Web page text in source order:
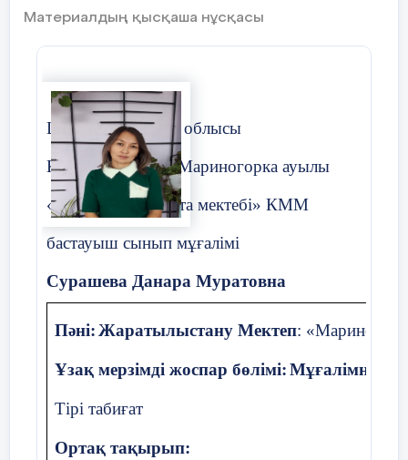
Қиындықтарды түзету.
Мұғалім тапсырмалардың
тапсырмаларды орындау қиын болды? Бүгінгі
сабақта алған білімнің сіздердің өмірлеріңізге
Материалдың қысқаша нұсқасы
Шығыс Қазақстан облысы
Көкпекті ауданы, Мариногорка ауылы
«Мариногорка орта мектебі» КММ
бастауыш сынып мұғалімі
Сурашева Данара Муратовна
Пәні:Жаратылыстану Мектеп:
Ұзақ мерзімді жоспар бөлімі:Мұғалімнің
Тірі табиғат
Ортақ тақырып: